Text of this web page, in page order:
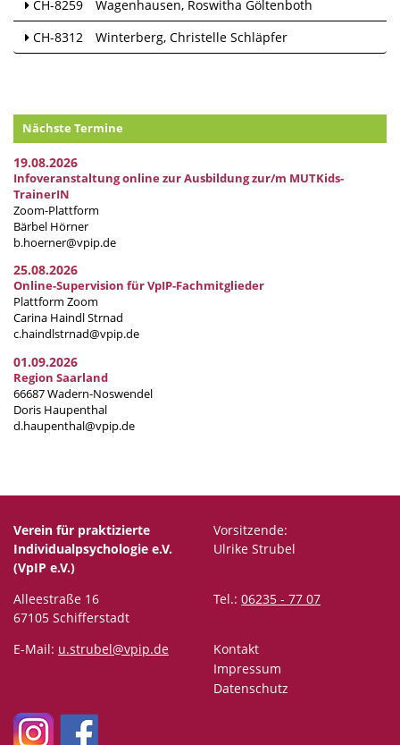
CH-8259
Wagenhausen Roswitha Göltenboth
CH-8312
Winterberg Christelle Schläpfer
Nächste Termine
19.08.2026
Infoveranstaltung online zur Ausbildung zur/m MUTKids-
TrainerIN
Zoom-Plattform
Bärbel Hörner
b.hoerner@vpip.de
25.08.2026
Online-Supervision für VpIP-Fachmitglieder
Plattform Zoom
Carina Haindl Strnad
c.haindlstrnad@vpip.de
01.09.2026
Region Saarland
66687 Wadern-Noswendel
Doris Haupenthal
d.haupenthal@vpip.de
Verein für praktizierte
Individualpsychologie e.V.
(VpIP e.V.)
Vorsitzende:
Ulrike Strubel
Alleestraße 16
67105 Schifferstadt
Tel.: 06235 - 77 07
E-Mail: u.strubel@vpip.de
Kontakt
Impressum
Datenschutz